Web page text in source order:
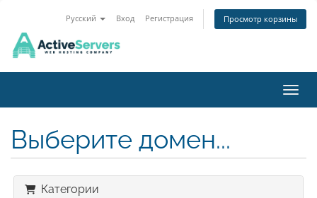
Русский Вход Регистрация Просмотр корзины
Выберите домен...
Категории